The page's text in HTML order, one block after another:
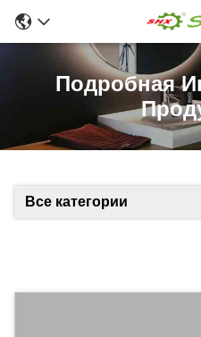
Подробная
Все категории